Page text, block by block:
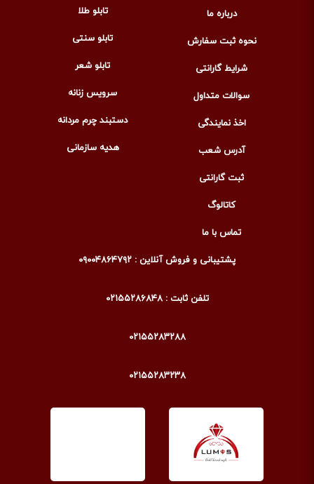
درباره ما
نحوه ثبت سفارش
شرایط گارانتی
سوالات متداول
اخذ نمایندگی
آدرس شعب
ثبت گارانتی
کاتالوگ
تماس با ما
تابلو طلا
تابلو سنتی
تابلو شعر
سرویس زنانه
دستبند چرم مردانه
هدیه سازمانی
پشتیبانی و فروش آنلاین : ۰۹۰۰۴۸۶۴۷۹۲
تلفن ثابت : ۰۲۱۵۵۲۸۶۸۴۸
۰۲۱۵۵۲۸۳۲۸۸
۰۲۱۵۵۲۸۳۲۳۸